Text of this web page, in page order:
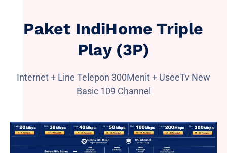
Paket IndiHome Triple
Play (3P)
Internet + Line Telepon 300Menit + UseeTv New
Basic 109 Channel